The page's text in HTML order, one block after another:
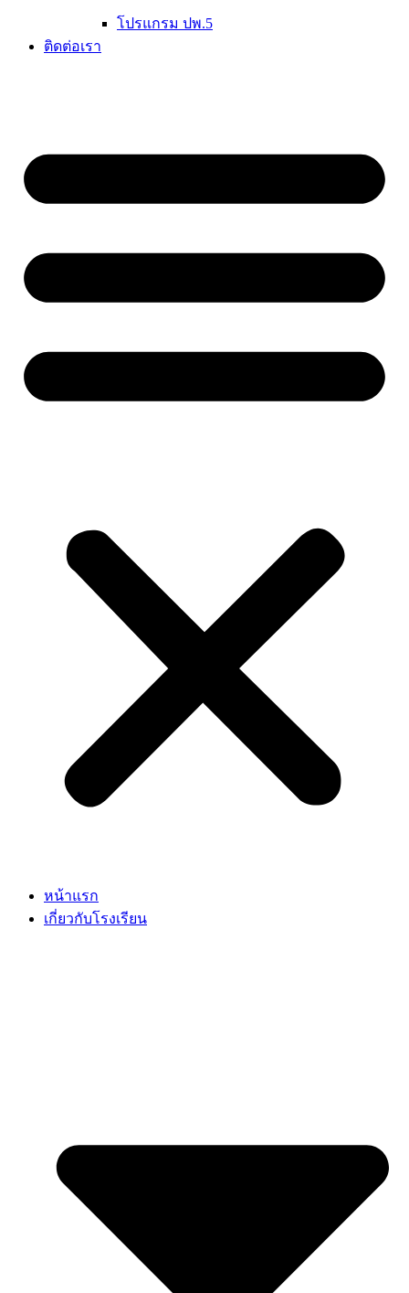
โปรแกรม ปพ.5
ติดต่อเรา
หน้าแรก
เกี่ยวกับโรงเรียน